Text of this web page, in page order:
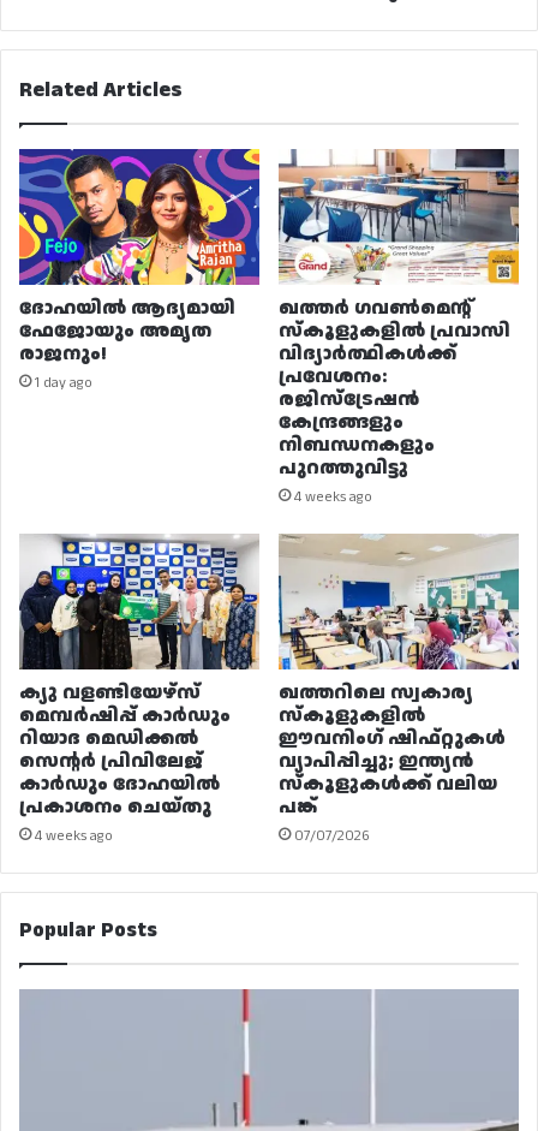
ലഭിക്കും
Related Articles
ദോഹയിൽ ആദ്യമായി
ഫേജോയും അമൃത
രാജനും!
1 day ago
ഖത്തർ ഗവൺമെന്റ്
സ്കൂളുകളിൽ പ്രവാസി
വിദ്യാർത്ഥികൾക്ക്
പ്രവേശനം:
രജിസ്ട്രേഷൻ
കേന്ദ്രങ്ങളും
നിബന്ധനകളും
പുറത്തുവിട്ടു
4 weeks ago
ക്യു വളണ്ടിയേഴ്‌സ്
മെമ്പർഷിപ്പ് കാർഡും
റിയാദ മെഡിക്കൽ
സെന്റർ പ്രിവിലേജ്
കാർഡും ദോഹയിൽ
പ്രകാശനം ചെയ്തു
4 weeks ago
ഖത്തറിലെ സ്വകാര്യ
സ്കൂളുകളിൽ
ഈവനിംഗ് ഷിഫ്റ്റുകൾ
വ്യാപിപ്പിച്ചു; ഇന്ത്യൻ
സ്കൂളുകൾക്ക് വലിയ
പങ്ക്
07/07/2026
Popular Posts